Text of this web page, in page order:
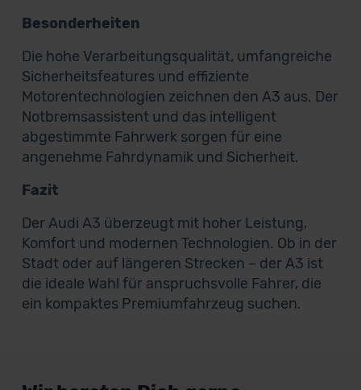
Besonderheiten
Die hohe Verarbeitungsqualität, umfangreiche
Sicherheitsfeatures und effiziente
Motorentechnologien zeichnen den A3 aus. Der
Notbremsassistent und das intelligent
abgestimmte Fahrwerk sorgen für eine
angenehme Fahrdynamik und Sicherheit.
Fazit
Der Audi A3 überzeugt mit hoher Leistung,
Komfort und modernen Technologien. Ob in der
Stadt oder auf längeren Strecken – der A3 ist
die ideale Wahl für anspruchsvolle Fahrer, die
ein kompaktes Premiumfahrzeug suchen.